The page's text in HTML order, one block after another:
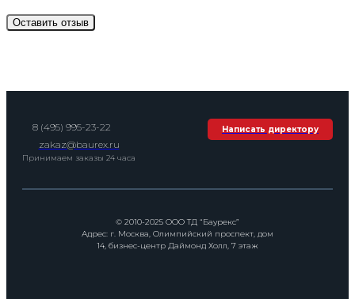
8 (495) 995-23-22
zakaz@baurex.ru
Принимаем заказы 24 часа
Написать директору
© 2010-2025 ООО ТД “Баурекс”
Адрес: г. Москва, Олимпийский проспект, дом
14, бизнес-центр Даймонд Холл, 7 этаж